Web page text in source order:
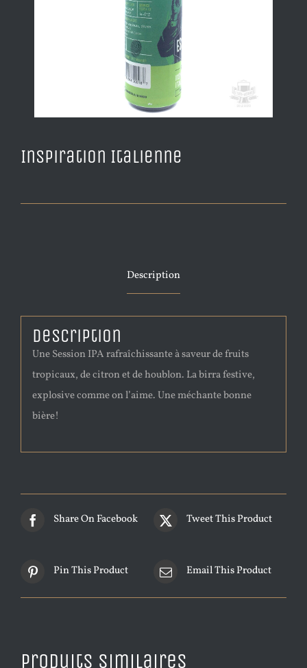
Inspiration Italienne
Description
Description
Une Session IPA rafraîchissante à saveur de fruits
tropicaux, de citron et de houblon. La birra festive,
explosive comme on l’aime. Une méchante bonne
bière!
Share On Facebook Tweet This Product
Pin This Product Email This Product
Produits similaires